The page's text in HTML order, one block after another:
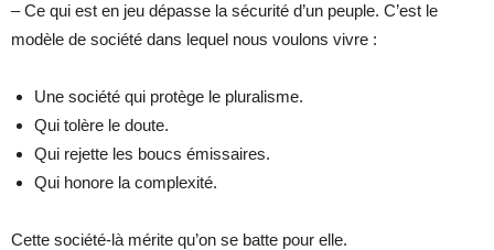
– Ce qui est en jeu dépasse la sécurité d’un peuple. C’est le
modèle de société dans lequel nous voulons vivre :
Une société qui protège le pluralisme.
Qui tolère le doute.
Qui rejette les boucs émissaires.
Qui honore la complexité.
Cette société-là mérite qu’on se batte pour elle.